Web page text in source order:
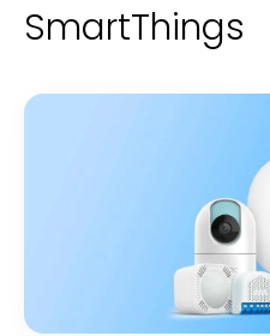
SmartThings